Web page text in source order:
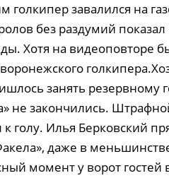
завалился на
без раздумий
Хотя на видеоповторе
занять резервному
не закончились.
голу. Илья Берковский
даже в
момент у ворот гостей